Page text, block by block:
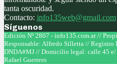
tanta oscuridad.
Contacto: info135web@gmail.com
Síguenos
Facebook
Twitter
Instagram
Youtube
Edición Nº 2807 - info135.com.ar //
Responsable: Alfredo Silletta //
DNDA#MJ // Domicilio legal: calle 45 e/
Rafael Guerrero